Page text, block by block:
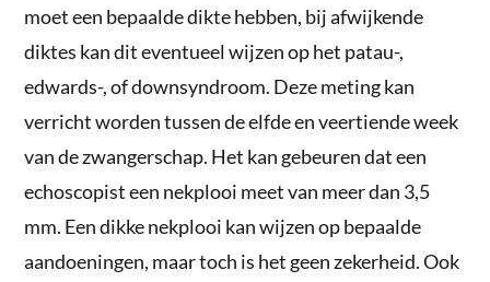
moet een bepaalde dikte hebben, bij afwijkende
diktes kan dit eventueel wijzen op het patau-,
edwards-, of downsyndroom. Deze meting kan
verricht worden tussen de elfde en veertiende week
van de zwangerschap. Het kan gebeuren dat een
echoscopist een nekplooi meet van meer dan 3,5
mm. Een dikke nekplooi kan wijzen op bepaalde
aandoeningen, maar toch is het geen zekerheid. Ook